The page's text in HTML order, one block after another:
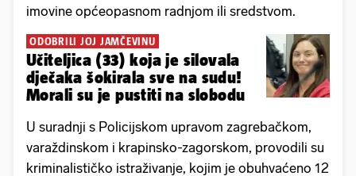
imovine općeopasnom radnjom ili sredstvom.
ODOBRILI JOJ JAMČEVINU
Učiteljica (33) koja je silovala
dječaka šokirala sve na sudu!
Morali su je pustiti na slobodu
U suradnji s Policijskom upravom zagrebačkom,
varaždinskom i krapinsko-zagorskom, provodili su
kriminalističko istraživanje, kojim je obuhvaćeno 12